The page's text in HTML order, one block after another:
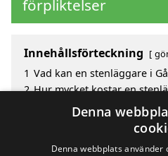
förpliktelser
Innehållsförteckning
1 Vad kan en stenläggare i
2 Hur mycket kostar en
Fördelar med att välja
Sök efter en skicklig
Denna
Denna webbplats